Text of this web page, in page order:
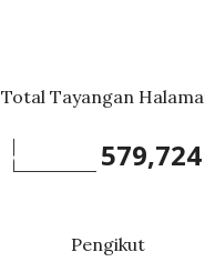
Total Tayangan
579,724
Pengikut